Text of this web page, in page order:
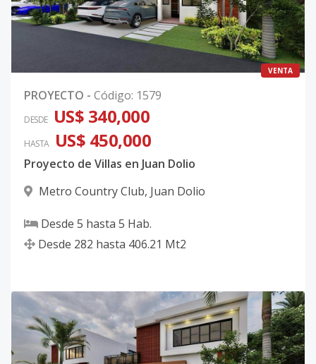
VENTA
PROYECTO - Código: 1579
DESDE US$ 340,000
HASTA US$ 450,000
Proyecto de Villas en Juan Dolio
Metro Country Club, Juan Dolio
Desde 5 hasta 5 Hab.
Desde 282 hasta 406.21 Mt2